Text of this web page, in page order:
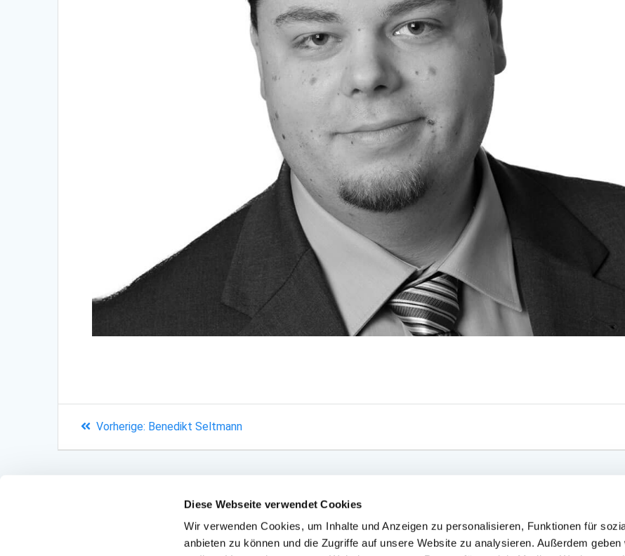
Diese Webseite verwendet Cookies
Wir verwenden Cookies, um Inhalte und Anzeigen zu personalisieren, Funktionen für
anbieten zu können und die Zugriffe auf unsere Website zu analysieren. Außerdem
Beitragsnavigation
Vorherige: Vorheriger
Benedikt Seltmann